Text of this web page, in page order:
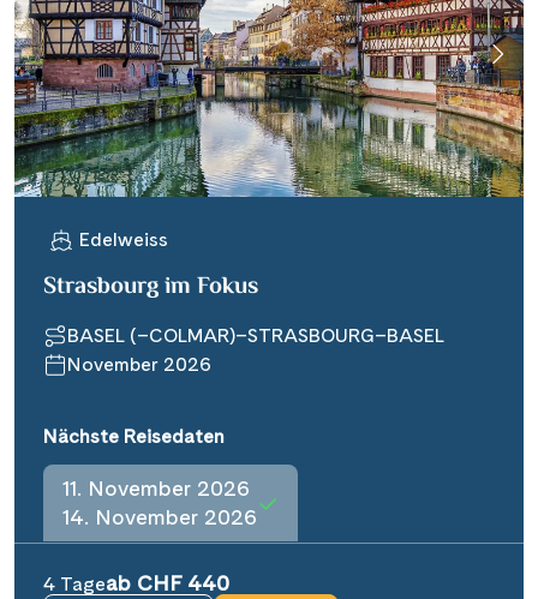
Edelweiss
Strasbourg im Fokus
BASEL (–COLMAR)–STRASBOURG–BASEL
November 2026
Nächste Reisedaten
11. November 2026
14. November 2026
4 Tageab CHF 440